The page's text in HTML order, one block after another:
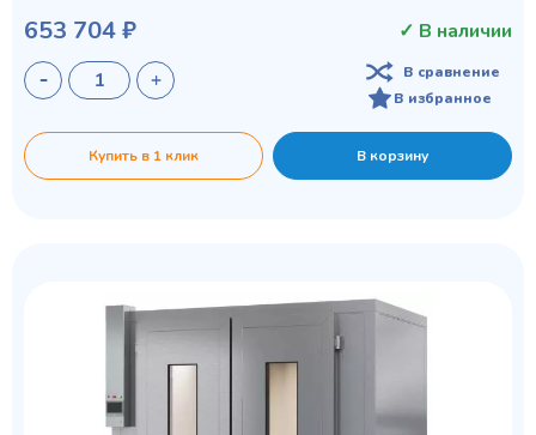
653 704 ₽ ✓ В наличии
В сравнение
В избранное
Купить в 1 клик В корзину